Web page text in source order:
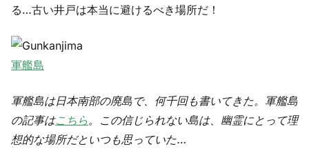
る…古い井戸は本当に避けるべき場所だ！
軍艦島
軍艦島は日本南部の廃島で、何千回も書いてきた。軍艦島
の記事はこちら。この信じられない島は、幽霊にとって理
想的な場所だといつも思っていた…